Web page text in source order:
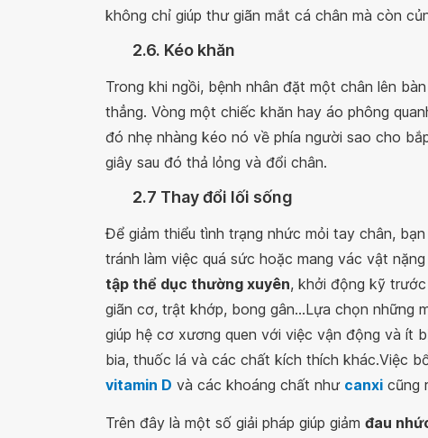
không chỉ giúp thư giãn mắt cá chân mà còn
2.6. Kéo khăn
Trong khi ngồi, bệnh nhân đặt một chân lên
thẳng. Vòng một chiếc khăn hay áo phông
đó nhẹ nhàng kéo nó về phía người sao cho
giây sau đó thả lỏng và đổi chân.
2.7 Thay đổi lối sống
Để giảm thiểu tình trạng nhức mỏi tay chân,
tránh làm việc quá sức hoặc mang vác vật
tập thể dục thường xuyên, khởi động kỹ
giãn cơ, trật khớp, bong gân...Lựa chọn những
giúp hệ cơ xương quen với việc vận động và ít
bia, thuốc lá và các chất kích thích khác.Việc
vitamin D và các khoáng chất như canxi cũng
Trên đây là một số giải pháp giúp giảm đau